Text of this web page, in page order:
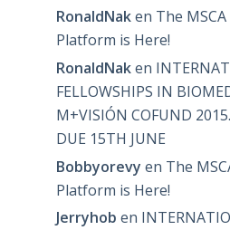
RonaldNaken The
Platform is Here!
RonaldNaken
FELLOWSHIPS IN
M+VISIÓN COFUND
DUE 15TH JUNE
Bobbyorevy en The
Platform is Here!
Jerryhob en